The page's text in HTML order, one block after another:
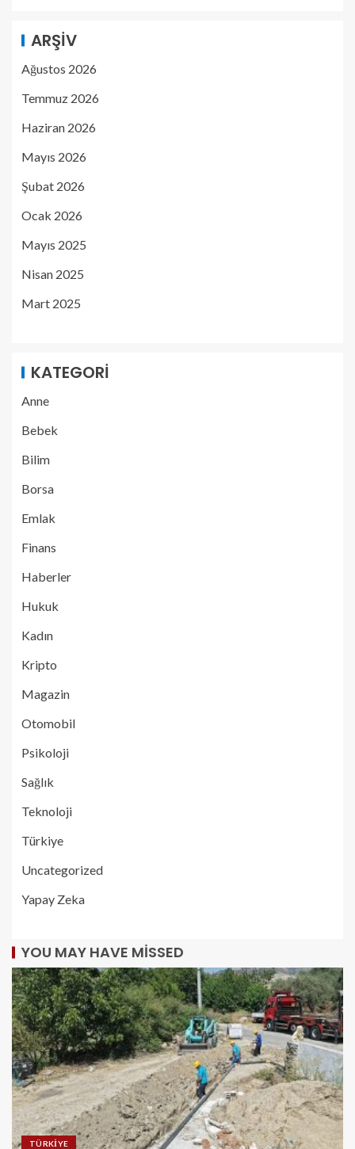
ARŞIV
Ağustos 2026
Temmuz 2026
Haziran 2026
Mayıs 2026
Şubat 2026
Ocak 2026
Mayıs 2025
Nisan 2025
Mart 2025
KATEGORI
Anne
Bebek
Bilim
Borsa
Emlak
Finans
Haberler
Hukuk
Kadın
Kripto
Magazin
Otomobil
Psikoloji
Sağlık
Teknoloji
Türkiye
Uncategorized
Yapay Zeka
YOU MAY HAVE MISSED
TÜRKIYE